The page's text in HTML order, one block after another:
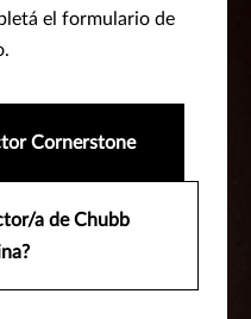
el formulario de
Cornerstone
a de Chubb